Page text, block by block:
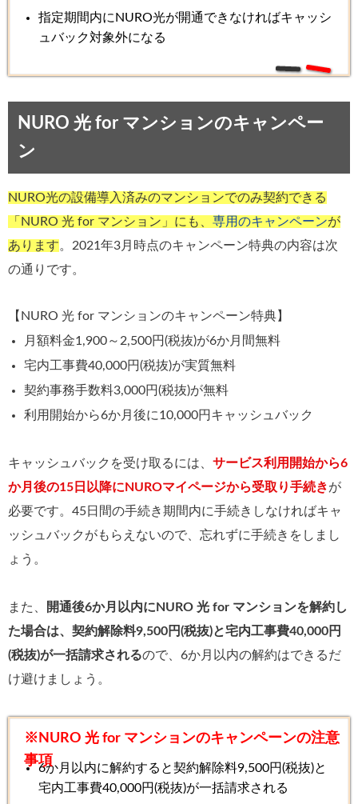
指定期間内にNURO光が開通できなければキャッシ
ュバック対象外になる
NURO 光 for マンションのキャンペー
ン
NURO光の設備導入済みのマンションでのみ契約できる
「NURO 光 for マンション」にも、 専用のキャンペーンが
あります。2021年3月時点のキャンペーン特典の内容は次
の通りです。
【NURO 光 for マンションのキャンペーン特典】
月額料金1,900～2,500円(税抜)が6か月間無料
宅内工事費40,000円(税抜)が実質無料
契約事務手数料3,000円(税抜)が無料
利用開始から6か月後に10,000円キャッシュバック
キャッシュバックを受け取るには、 サービス利用開始から6
か月後の15日以降にNUROマイページから受取り手続きが
必要です。45日間の手続き期間内に手続きしなければキャ
ッシュバックがもらえないので、忘れずに手続きをしまし
ょう。
また、
開通後6か月以内にNURO 光 for マンションを解約し
た場合は、契約解除料9,500円(税抜)と宅内工事費40,000円
(税抜)が一括請求されるので、6か月以内の解約はできるだ
け避けましょう。
※NURO 光 for マンションのキャンペーンの注意
事項
6か月以内に解約すると契約解除料9,500円(税抜)と
宅内工事費40,000円(税抜)が一括請求される